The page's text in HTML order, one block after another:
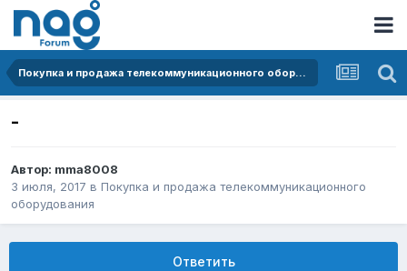
Покупка и продажа телекоммуникационного оборудования
-
Автор: mma8008
3 июля, 2017 в Покупка и продажа телекоммуникационного
оборудования
Ответить